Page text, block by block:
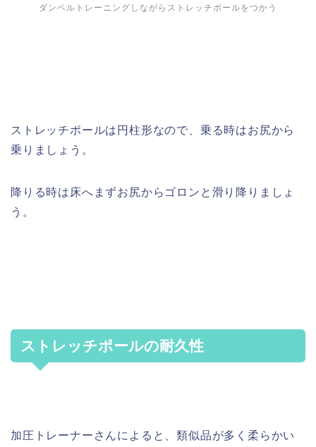
ダンベルトレーニングしながらストレッチポールをつかう
ストレッチポールは円柱形なので、乗る時はお尻から
乗りましょう。
降りる時は床へまずお尻からゴロンと滑り降りましょ
う。
ストレッチポールの耐久性
加圧トレーナーさんによると、類似品が多く柔らかい